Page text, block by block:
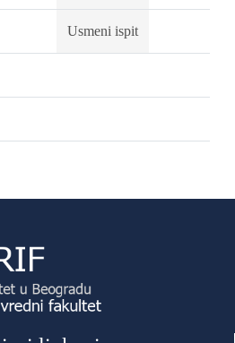
Usmeni ispit